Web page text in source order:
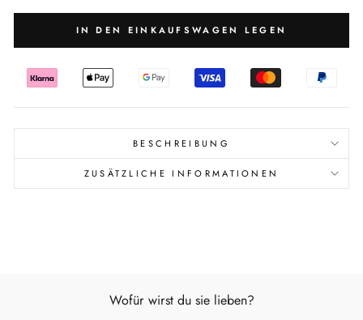
IN DEN EINKAUFSWAGEN LEGEN
BESCHREIBUNG
ZUSÄTZLICHE INFORMATIONEN
Wofür wirst du sie lieben?